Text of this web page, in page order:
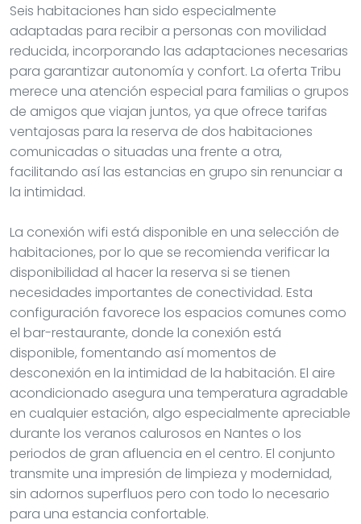
Seis habitaciones han sido especialmente
adaptadas para recibir a personas con movilidad
reducida, incorporando las adaptaciones necesarias
para garantizar autonomía y confort. La oferta Tribu
merece una atención especial para familias o grupos
de amigos que viajan juntos, ya que ofrece tarifas
ventajosas para la reserva de dos habitaciones
comunicadas o situadas una frente a otra,
facilitando así las estancias en grupo sin renunciar a
la intimidad.
La conexión wifi está disponible en una selección de
habitaciones, por lo que se recomienda verificar la
disponibilidad al hacer la reserva si se tienen
necesidades importantes de conectividad. Esta
configuración favorece los espacios comunes como
el bar-restaurante, donde la conexión está
disponible, fomentando así momentos de
desconexión en la intimidad de la habitación. El aire
acondicionado asegura una temperatura agradable
en cualquier estación, algo especialmente apreciable
durante los veranos calurosos en Nantes o los
periodos de gran afluencia en el centro. El conjunto
transmite una impresión de limpieza y modernidad,
sin adornos superfluos pero con todo lo necesario
para una estancia confortable.